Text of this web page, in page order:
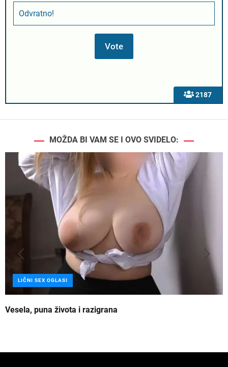
2187
Odvratno!
MOŽDA BI VAM SE I OVO SVIDELO:
LIČNI SEX OGLASI
Vesela, puna života i razigrana